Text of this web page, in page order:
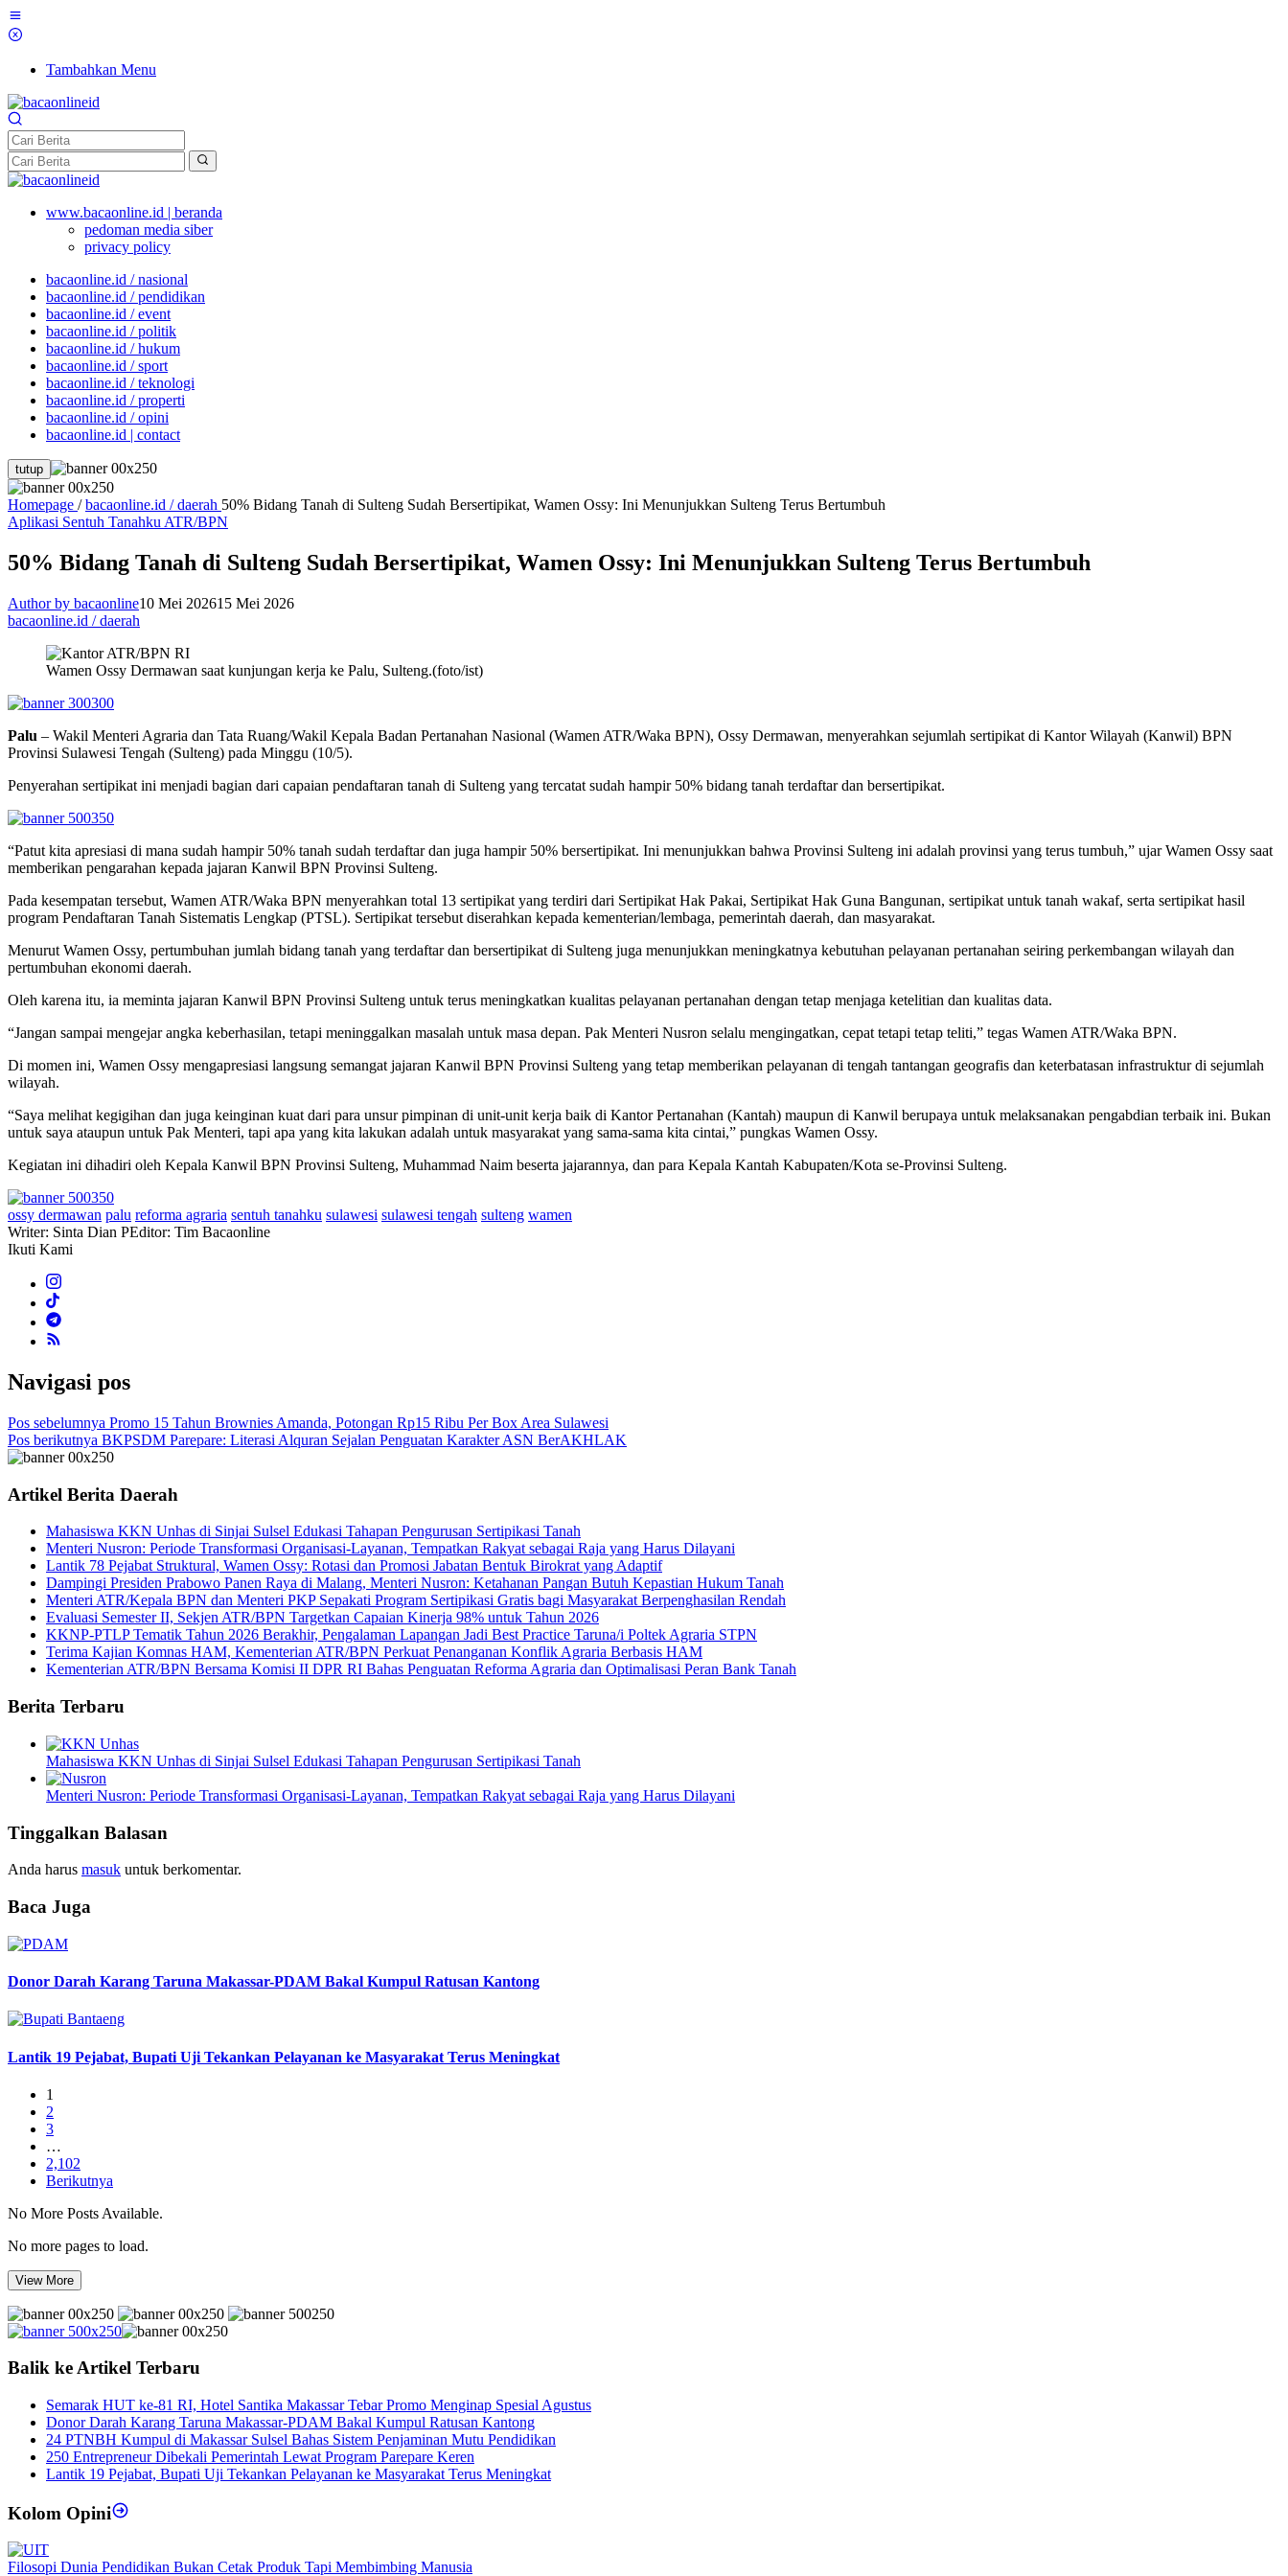
Tambahkan Menu
www.bacaonline.id | beranda
pedoman media siber
privacy policy
bacaonline.id / nasional
bacaonline.id / pendidikan
bacaonline.id / event
bacaonline.id / politik
bacaonline.id / hukum
bacaonline.id / sport
bacaonline.id / teknologi
bacaonline.id / properti
bacaonline.id / opini
bacaonline.id | contact
tutup
Homepage / bacaonline.id / daerah 50% Bidang Tanah di Sulteng Sudah Bersertipikat, Wamen Ossy: Ini Menunjukkan Sulteng Terus Bertumbuh
Aplikasi Sentuh Tanahku ATR/BPN
50% Bidang Tanah di Sulteng Sudah Bersertipikat, Wamen Ossy: Ini Menunjukkan Sulteng Terus Bertumbuh
Author by bacaonline10 Mei 202615 Mei 2026
bacaonline.id / daerah
Wamen Ossy Dermawan saat kunjungan kerja ke Palu, Sulteng.(foto/ist)
Palu – Wakil Menteri Agraria dan Tata Ruang/Wakil Kepala Badan Pertanahan Nasional (Wamen ATR/Waka BPN), Ossy Dermawan, menyerahkan sejumlah sertipikat di Kantor Wilayah (Kanwil) BPN
Provinsi Sulawesi Tengah (Sulteng) pada Minggu (10/5).
Penyerahan sertipikat ini menjadi bagian dari capaian pendaftaran tanah di Sulteng yang tercatat sudah hampir 50% bidang tanah terdaftar dan bersertipikat.
“Patut kita apresiasi di mana sudah hampir 50% tanah sudah terdaftar dan juga hampir 50% bersertipikat. Ini menunjukkan bahwa Provinsi Sulteng ini adalah provinsi yang terus tumbuh,” ujar Wamen Ossy saat
memberikan pengarahan kepada jajaran Kanwil BPN Provinsi Sulteng.
Pada kesempatan tersebut, Wamen ATR/Waka BPN menyerahkan total 13 sertipikat yang terdiri dari Sertipikat Hak Pakai, Sertipikat Hak Guna Bangunan, sertipikat untuk tanah wakaf, serta sertipikat hasil
program Pendaftaran Tanah Sistematis Lengkap (PTSL). Sertipikat tersebut diserahkan kepada kementerian/lembaga, pemerintah daerah, dan masyarakat.
Menurut Wamen Ossy, pertumbuhan jumlah bidang tanah yang terdaftar dan bersertipikat di Sulteng juga menunjukkan meningkatnya kebutuhan pelayanan pertanahan seiring perkembangan wilayah dan
pertumbuhan ekonomi daerah.
Oleh karena itu, ia meminta jajaran Kanwil BPN Provinsi Sulteng untuk terus meningkatkan kualitas pelayanan pertanahan dengan tetap menjaga ketelitian dan kualitas data.
“Jangan sampai mengejar angka keberhasilan, tetapi meninggalkan masalah untuk masa depan. Pak Menteri Nusron selalu mengingatkan, cepat tetapi tetap teliti,” tegas Wamen ATR/Waka BPN.
Di momen ini, Wamen Ossy mengapresiasi langsung semangat jajaran Kanwil BPN Provinsi Sulteng yang tetap memberikan pelayanan di tengah tantangan geografis dan keterbatasan infrastruktur di sejumlah
wilayah.
“Saya melihat kegigihan dan juga keinginan kuat dari para unsur pimpinan di unit-unit kerja baik di Kantor Pertanahan (Kantah) maupun di Kanwil berupaya untuk melaksanakan pengabdian terbaik ini. Bukan
untuk saya ataupun untuk Pak Menteri, tapi apa yang kita lakukan adalah untuk masyarakat yang sama-sama kita cintai,” pungkas Wamen Ossy.
Kegiatan ini dihadiri oleh Kepala Kanwil BPN Provinsi Sulteng, Muhammad Naim beserta jajarannya, dan para Kepala Kantah Kabupaten/Kota se-Provinsi Sulteng.
ossy dermawan palu reforma agraria sentuh tanahku sulawesi sulawesi tengah sulteng wamen
Writer: Sinta Dian PEditor: Tim Bacaonline
Ikuti Kami
Navigasi pos
Pos sebelumnya Promo 15 Tahun Brownies Amanda, Potongan Rp15 Ribu Per Box Area Sulawesi
Pos berikutnya BKPSDM Parepare: Literasi Alquran Sejalan Penguatan Karakter ASN BerAKHLAK
Artikel Berita Daerah
Mahasiswa KKN Unhas di Sinjai Sulsel Edukasi Tahapan Pengurusan Sertipikasi Tanah
Menteri Nusron: Periode Transformasi Organisasi-Layanan, Tempatkan Rakyat sebagai Raja yang Harus Dilayani
Lantik 78 Pejabat Struktural, Wamen Ossy: Rotasi dan Promosi Jabatan Bentuk Birokrat yang Adaptif
Dampingi Presiden Prabowo Panen Raya di Malang, Menteri Nusron: Ketahanan Pangan Butuh Kepastian Hukum Tanah
Menteri ATR/Kepala BPN dan Menteri PKP Sepakati Program Sertipikasi Gratis bagi Masyarakat Berpenghasilan Rendah
Evaluasi Semester II, Sekjen ATR/BPN Targetkan Capaian Kinerja 98% untuk Tahun 2026
KKNP-PTLP Tematik Tahun 2026 Berakhir, Pengalaman Lapangan Jadi Best Practice Taruna/i Poltek Agraria STPN
Terima Kajian Komnas HAM, Kementerian ATR/BPN Perkuat Penanganan Konflik Agraria Berbasis HAM
Kementerian ATR/BPN Bersama Komisi II DPR RI Bahas Penguatan Reforma Agraria dan Optimalisasi Peran Bank Tanah
Berita Terbaru
Mahasiswa KKN Unhas di Sinjai Sulsel Edukasi Tahapan Pengurusan Sertipikasi Tanah
Menteri Nusron: Periode Transformasi Organisasi-Layanan, Tempatkan Rakyat sebagai Raja yang Harus Dilayani
Tinggalkan Balasan
Anda harus masuk untuk berkomentar.
Baca Juga
Donor Darah Karang Taruna Makassar-PDAM Bakal Kumpul Ratusan Kantong
Lantik 19 Pejabat, Bupati Uji Tekankan Pelayanan ke Masyarakat Terus Meningkat
1
2
3
…
2,102
Berikutnya
No More Posts Available.
No more pages to load.
View More
Balik ke Artikel Terbaru
Semarak HUT ke-81 RI, Hotel Santika Makassar Tebar Promo Menginap Spesial Agustus
Donor Darah Karang Taruna Makassar-PDAM Bakal Kumpul Ratusan Kantong
24 PTNBH Kumpul di Makassar Sulsel Bahas Sistem Penjaminan Mutu Pendidikan
250 Entrepreneur Dibekali Pemerintah Lewat Program Parepare Keren
Lantik 19 Pejabat, Bupati Uji Tekankan Pelayanan ke Masyarakat Terus Meningkat
Kolom Opini
Filosopi Dunia Pendidikan Bukan Cetak Produk Tapi Membimbing Manusia